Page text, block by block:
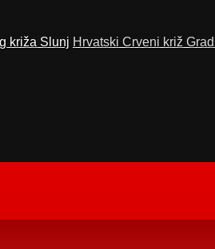
Hrvatski Crveni križ